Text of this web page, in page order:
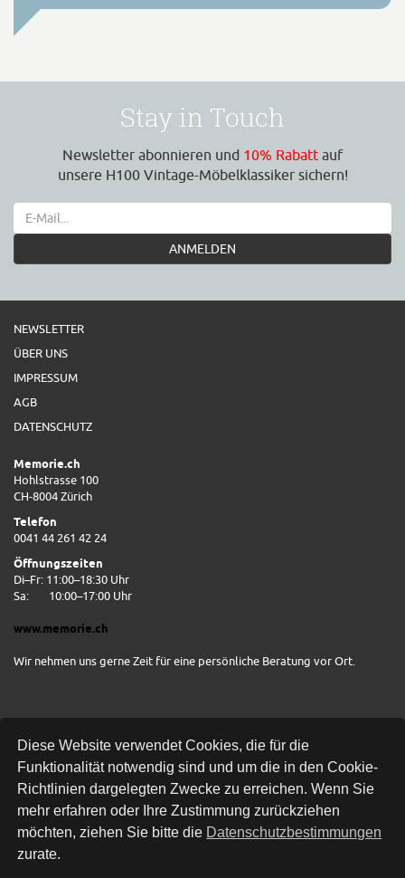
Diese Website verwendet Cookies, die für die
Funktionalität notwendig sind und um die in den Cookie-
Richtlinien dargelegten Zwecke zu erreichen. Wenn Sie
mehr erfahren oder Ihre Zustimmung zurückziehen
möchten, ziehen Sie bitte die Datenschutzbestimmungen
zurate.
Stay in Touch
Newsletter abonnieren und 10% Rabatt auf
unsere H100 Vintage-Möbelklassiker sichern!
ANMELDEN
NEWSLETTER
ÜBER UNS
IMPRESSUM
AGB
DATENSCHUTZ
Memorie.ch
Hohlstrasse 100
CH-8004 Zürich
Telefon
0041 44 261 42 24
Öffnungszeiten
Di–Fr: 11:00–18:30 Uhr
Sa:
10:00–17:00 Uhr
www.memorie.ch
Wir nehmen uns gerne Zeit für eine persönliche Beratung vor Ort.
Kostenlose Lieferung